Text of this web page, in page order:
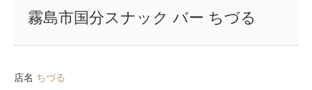
霧島市国分スナック バー ちづる
店名 ちづる